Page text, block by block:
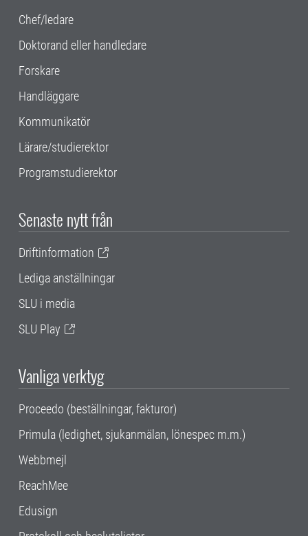
Chef/ledare
Doktorand eller handledare
Forskare
Handläggare
Kommunikatör
Lärare/studierektor
Programstudierektor
Senaste nytt från
Driftinformation
Lediga anställningar
SLU i media
SLU Play
Vanliga verktyg
Proceedo (beställningar, fakturor)
Primula (ledighet, sjukanmälan, lönespec m.m.)
Webbmejl
ReachMee
Edusign